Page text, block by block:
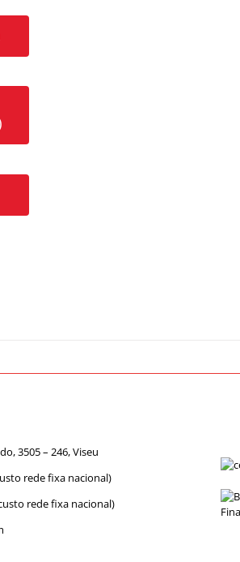
3505 – 246, Viseu
rede fixa nacional)
rede fixa nacional)